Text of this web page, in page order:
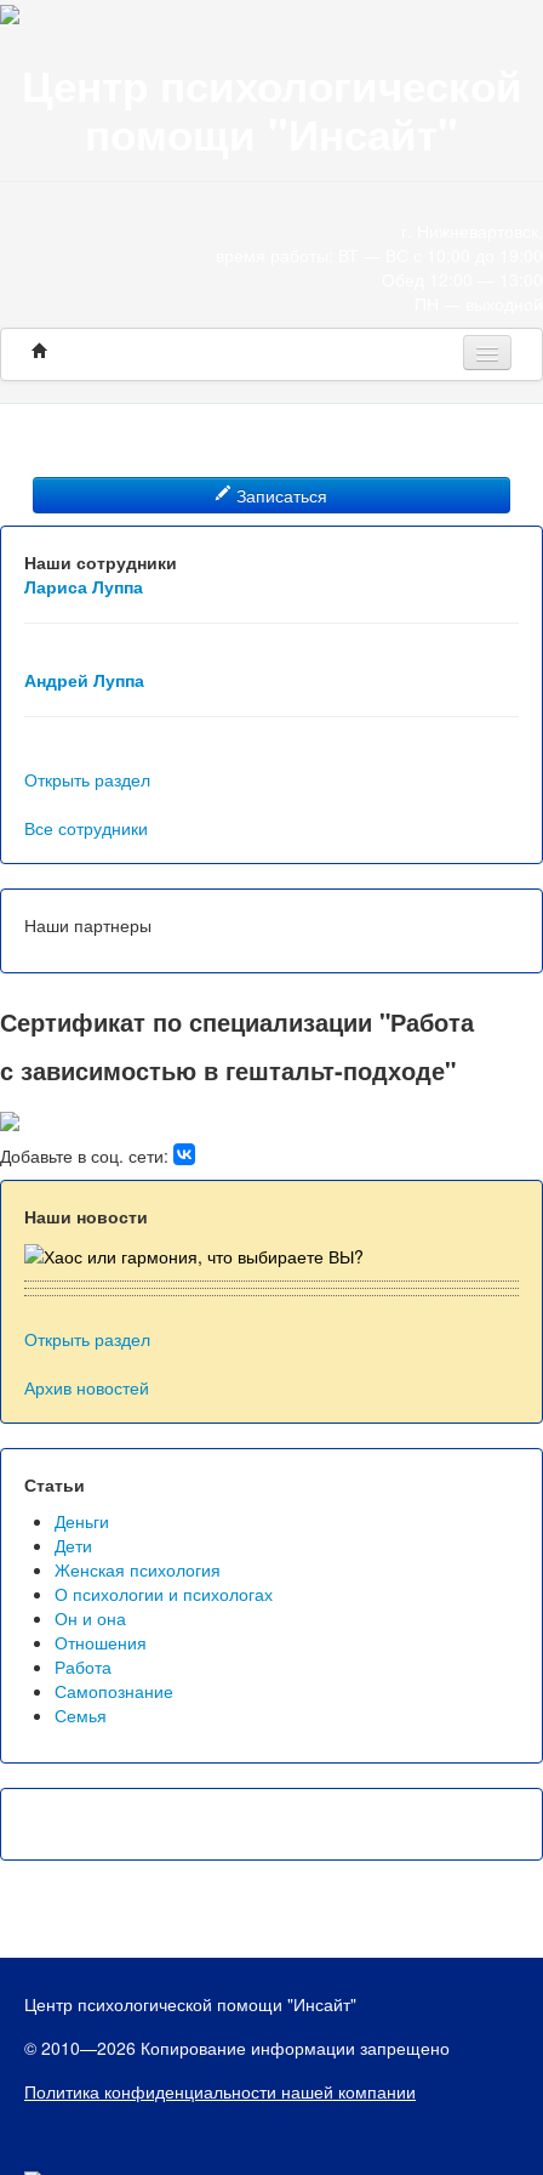
Программы
О нас
Контакты
Записаться
Наши сотрудники
Лариса Луппа
Андрей Луппа
Открыть раздел
Все сотрудники
Наши партнеры
Сертификат по специализации "Работа
с зависимостью в гештальт-подходе"
Добавьте в соц. сети:
Наши новости
Открыть раздел
Архив новостей
Статьи
Деньги
Дети
Женская психология
О психологии и психологах
Он и она
Отношения
Работа
Самопознание
Семья
Центр психологической помощи "Инсайт"
© 2010—2026 Копирование информации запрещено
Политика конфиденциальности нашей компании